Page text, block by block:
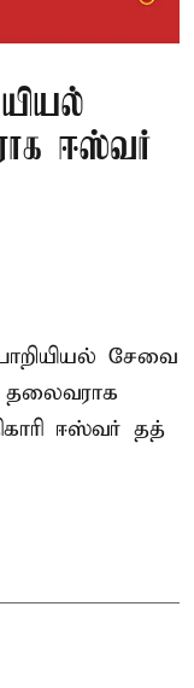
ஈஸ்வர்
சேவை
ஈஸ்வர் தத்